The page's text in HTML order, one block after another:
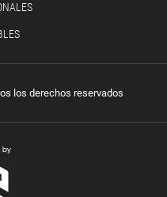
los derechos reservados